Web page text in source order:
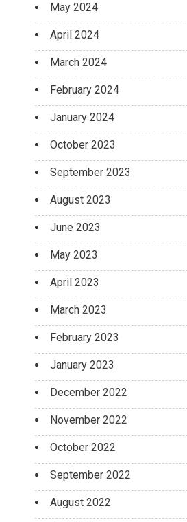
May 2024
April 2024
March 2024
February 2024
January 2024
October 2023
September 2023
August 2023
June 2023
May 2023
April 2023
March 2023
February 2023
January 2023
December 2022
November 2022
October 2022
September 2022
August 2022